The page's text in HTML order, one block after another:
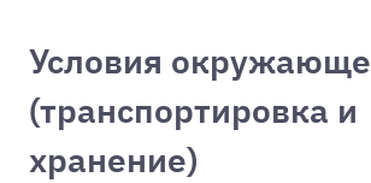
Условия
(транспортировка и
хранение)